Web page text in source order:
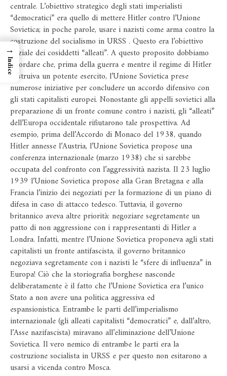
centrale. L’obiettivo strategico degli stati imperialisti
“democratici” era quello di mettere Hitler contro l’Unione
Sovietica; in poche parole, usare i nazisti come arma contro la
costruzione del socialismo in URSS . Questo era l’obiettivo
iniziale dei cosiddetti “alleati”. A questo proposito dobbiamo
ricordare che, prima della guerra e mentre il regime di Hitler
costruiva un potente esercito, l’Unione Sovietica prese
numerose iniziative per concludere un accordo difensivo con
gli stati capitalisti europei. Nonostante gli appelli sovietici alla
preparazione di un fronte comune contro i nazisti, gli “alleati”
dell’Europa occidentale rifiutarono tale prospettiva. Ad
esempio, prima dell’Accordo di Monaco del 1938, quando
Hitler annesse l’Austria, l’Unione Sovietica propose una
conferenza internazionale (marzo 1938) che si sarebbe
occupata del confronto con l’aggressività nazista. Il 23 luglio
1939 l’Unione Sovietica propose alla Gran Bretagna e alla
Francia l’inizio dei negoziati per la formazione di un piano di
difesa in caso di attacco tedesco. Tuttavia, il governo
britannico aveva altre priorità: negoziare segretamente un
patto di non aggressione con i rappresentanti di Hitler a
Londra. Infatti, mentre l’Unione Sovietica proponeva agli stati
capitalisti un fronte antifascista, il governo britannico
negoziava segretamente con i nazisti le “sfere di influenza” in
Europa! Ciò che la storiografia borghese nasconde
deliberatamente è il fatto che l’Unione Sovietica era l’unico
Stato a non avere una politica aggressiva ed
espansionistica. Entrambe le parti dell’imperialismo
internazionale (gli alleati capitalisti “democratici” e, dall’altro,
l’Asse nazifascista) miravano all’eliminazione dell’Unione
Sovietica. Il vero nemico di entrambe le parti era la
costruzione socialista in URSS e per questo non esitarono a
usarsi a vicenda contro Mosca.
→
Indice